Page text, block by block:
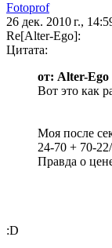
Fotoprof
26 дек. 2010 г.,
Re[Alter-Ego]:
Цитата:
от: Alter-Ego
Вот это как
Моя после
24-70 + 70-
Правда о
:D